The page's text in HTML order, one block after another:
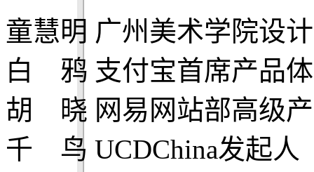
童慧明 广州美术学院设
白 鸦 支付宝首席产品
胡 晓 网易网站部高级
千 鸟 UCDChina发起人